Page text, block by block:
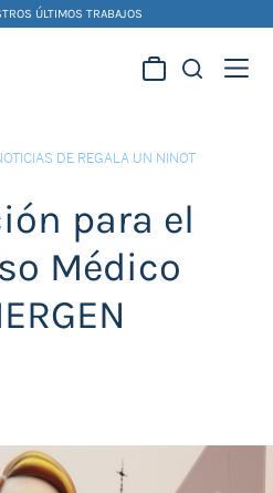
ÚLTIMOS TRABAJOS
DE REGALA UN NINOT
para el
Médico